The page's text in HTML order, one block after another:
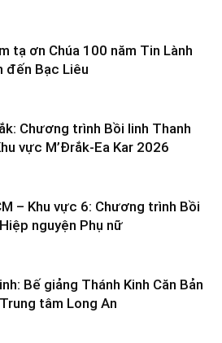
tạ ơn Chúa 100 năm Tin Lành
đến Bạc Liêu
Chương trình Bồi linh Thanh
vực M’Đrắk-Ea Kar 2026
– Khu vực 6: Chương trình Bồi
nguyện Phụ nữ
Bế giảng Thánh Kinh Căn Bản
tâm Long An